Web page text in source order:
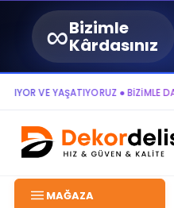
∞Bizimle
Kârdasınız
VE YAŞATIYORUZ ● BİZİMLE
MAĞAZA